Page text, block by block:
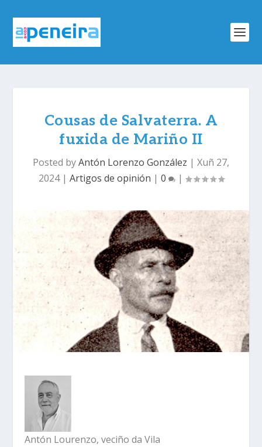
Cousas de Salvaterra. A
fuxida de Mariño II
Posted byAntón Lorenzo González | Xuñ 27,
2024| Artigos de opinión | 0 |
Antón Lourenzo, veciño da Vila